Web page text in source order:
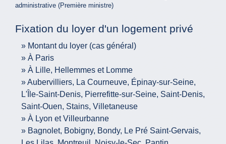
administrative (Première ministre)
Fixation du loyer d'un logement privé
Montant du loyer (cas général)
À Paris
À Lille, Hellemmes et Lomme
Aubervilliers, La Courneuve, Épinay-sur-Seine,
L'Île-Saint-Denis, Pierrefitte-sur-Seine, Saint-Denis,
Saint-Ouen, Stains, Villetaneuse
À Lyon et Villeurbanne
Bagnolet, Bobigny, Bondy, Le Pré Saint-Gervais,